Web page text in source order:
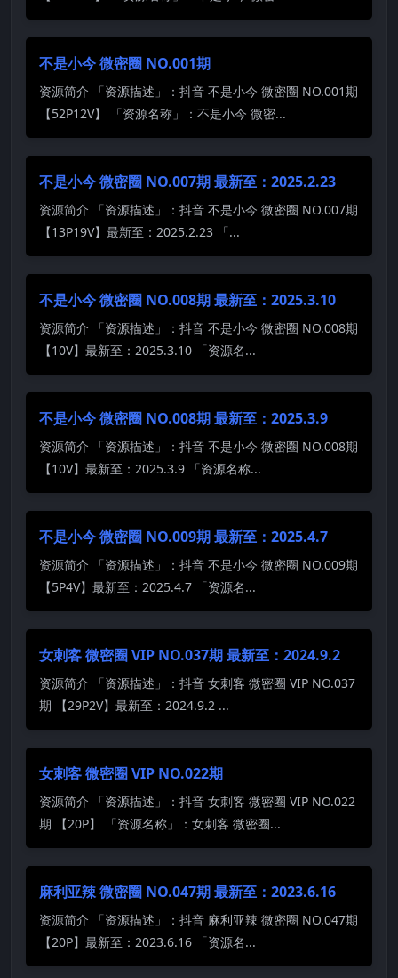
不是小今 微密圈 NO.001期
资源简介 「资源描述」：抖音 不是小今 微密圈 NO.001期
【52P12V】 「资源名称」：不是小今 微密...
不是小今 微密圈 NO.007期 最新至：2025.2.23
资源简介 「资源描述」：抖音 不是小今 微密圈 NO.007期
【13P19V】最新至：2025.2.23 「...
不是小今 微密圈 NO.008期 最新至：2025.3.10
资源简介 「资源描述」：抖音 不是小今 微密圈 NO.008期
【10V】最新至：2025.3.10 「资源名...
不是小今 微密圈 NO.008期 最新至：2025.3.9
资源简介 「资源描述」：抖音 不是小今 微密圈 NO.008期
【10V】最新至：2025.3.9 「资源名称...
不是小今 微密圈 NO.009期 最新至：2025.4.7
资源简介 「资源描述」：抖音 不是小今 微密圈 NO.009期
【5P4V】最新至：2025.4.7 「资源名...
女刺客 微密圈 VIP NO.037期 最新至：2024.9.2
资源简介 「资源描述」：抖音 女刺客 微密圈 VIP NO.037
期 【29P2V】最新至：2024.9.2 ...
女刺客 微密圈 VIP NO.022期
资源简介 「资源描述」：抖音 女刺客 微密圈 VIP NO.022
期 【20P】 「资源名称」：女刺客 微密圈...
麻利亚辣 微密圈 NO.047期 最新至：2023.6.16
资源简介 「资源描述」：抖音 麻利亚辣 微密圈 NO.047期
【20P】最新至：2023.6.16 「资源名...